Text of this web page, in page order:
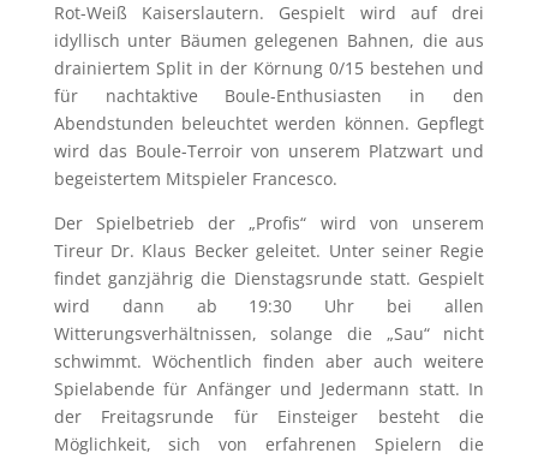
Rot-Weiß Kaiserslautern. Gespielt wird auf drei
idyllisch unter Bäumen gelegenen Bahnen, die aus
drainiertem Split in der Körnung 0/15 bestehen und
für nachtaktive Boule-Enthusiasten in den
Abendstunden beleuchtet werden können. Gepflegt
wird das Boule-Terroir von unserem Platzwart und
begeistertem Mitspieler Francesco.
Der Spielbetrieb der „Profis“ wird von unserem
Tireur Dr. Klaus Becker geleitet. Unter seiner Regie
findet ganzjährig die Dienstagsrunde statt. Gespielt
wird dann ab 19:30 Uhr bei allen
Witterungsverhältnissen, solange die „Sau“ nicht
schwimmt. Wöchentlich finden aber auch weitere
Spielabende für Anfänger und Jedermann statt. In
der Freitagsrunde für Einsteiger besteht die
Möglichkeit, sich von erfahrenen Spielern die